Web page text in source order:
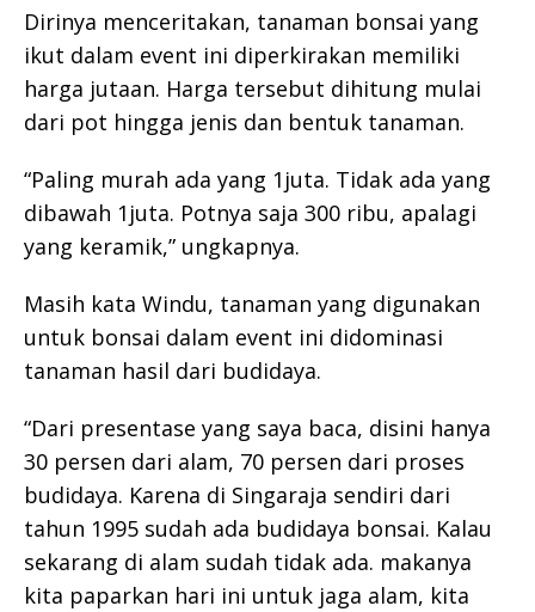
Dirinya menceritakan, tanaman bonsai yang
ikut dalam event ini diperkirakan memiliki
harga jutaan. Harga tersebut dihitung mulai
dari pot hingga jenis dan bentuk tanaman.
“Paling murah ada yang 1juta. Tidak ada yang
dibawah 1juta. Potnya saja 300 ribu, apalagi
yang keramik,” ungkapnya.
Masih kata Windu, tanaman yang digunakan
untuk bonsai dalam event ini didominasi
tanaman hasil dari budidaya.
“Dari presentase yang saya baca, disini hanya
30 persen dari alam, 70 persen dari proses
budidaya. Karena di Singaraja sendiri dari
tahun 1995 sudah ada budidaya bonsai. Kalau
sekarang di alam sudah tidak ada. makanya
kita paparkan hari ini untuk jaga alam, kita